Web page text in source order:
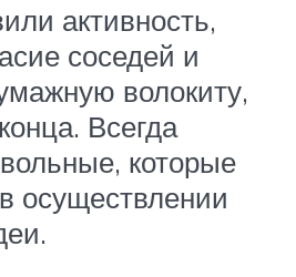
активность,
соседей и
волокиту,
Всегда
которые
осуществлении